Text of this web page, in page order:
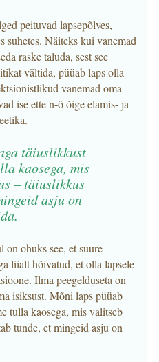
peituvad lapsepõlves,
suhetes. Näiteks kui vanemad
raske taluda, sest see
vältida, püüab laps olla
vanemad oma
ise ette n-ö õige elamis- ja
täiuslikkust
kaosega, mis
– täiuslikkus
asju on
on ohuks see, et suure
liialt hõivatud, et olla lapsele
Ilma peegelduseta on
isiksust. Mõni laps püüab
tulla kaosega, mis valitseb
tunde, et mingeid asju on